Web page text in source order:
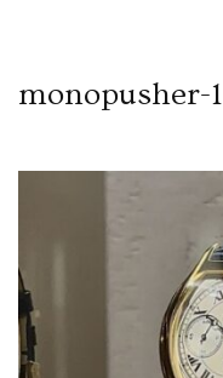
monopusher-1